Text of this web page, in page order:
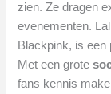
zien. Ze dragen
evenementen.
Blackpink, is een
Met een grote
fans kennis